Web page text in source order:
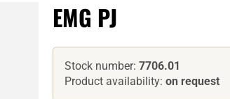
EMG PJ
Stock number:7706.01
Product availability:on request